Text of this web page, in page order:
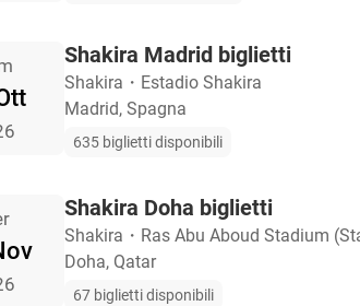
Shakira Madrid biglietti
Shakira ・ Estadio Shakira
Madrid, Spagna
635 biglietti disponibili
Shakira Doha biglietti
Shakira ・ Ras Abu Aboud Stadium
Doha, Qatar
67 biglietti disponibili